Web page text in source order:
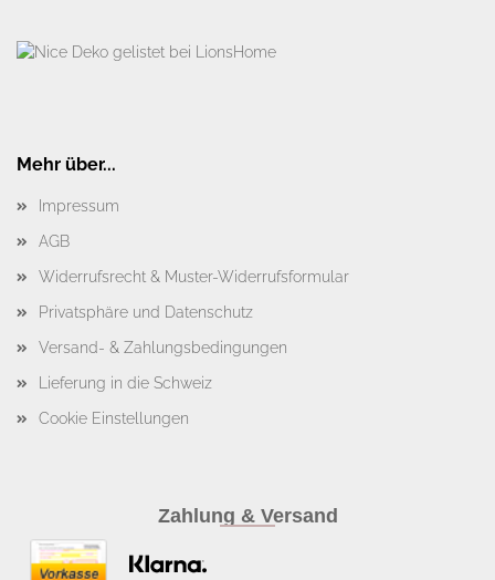
Mehr über...
Impressum
AGB
Widerrufsrecht & Muster-Widerrufsformular
Privatsphäre und Datenschutz
Versand- & Zahlungsbedingungen
Lieferung in die Schweiz
Cookie Einstellungen
Zahlung & Versand